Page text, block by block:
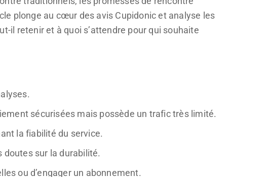
plonge au cœur des avis Cupidonic et analyse les
il retenir et à quoi s’attendre pour qui souhaite
sécurisées mais possède un trafic très limité.
la fiabilité du service.
doutes sur la durabilité.
ou d’engager un abonnement.